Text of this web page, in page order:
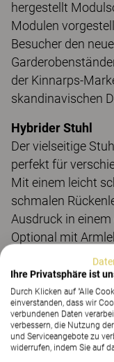
hergestellt
Modulen
Besucher den
der Kinnarps-
skandinavischen
Hybrider Stuhl
Der vielseitige
perfekt für
Mit einem leicht
schmalen
Ausdruck in
Optional mit
Drehstuhl Palette
höhenverstellbar
Neigefunktion.
Tisch für das
Der elegante Tisch
Ihre Privatsphäre ist
Durch Klicken auf "Alle
einverstanden, dass wir
verbundenen Daten
verbessern, die Nutzung
und Serviceangebote zu
widerrufen, indem Sie auf